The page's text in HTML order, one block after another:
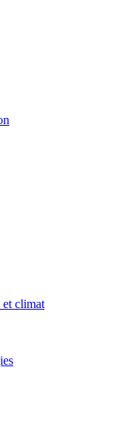
et climat